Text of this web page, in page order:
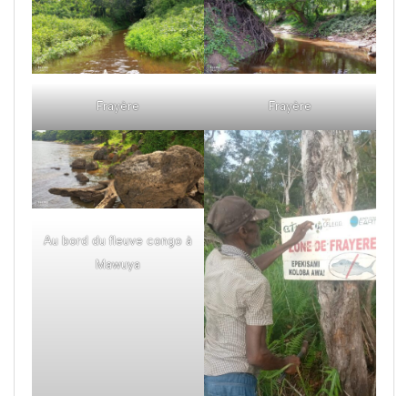
Frayère Frayère
Au bord du fleuve congo à
Mawuya